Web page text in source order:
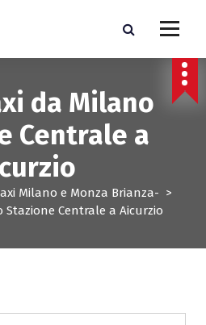
da Milano
Centrale a
Milano e Monza Brianza- >
Stazione Centrale a Aicurzio